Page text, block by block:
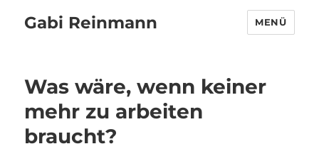
Gabi Reinmann MENÜ
Was wäre, wenn keiner
mehr zu arbeiten
braucht?